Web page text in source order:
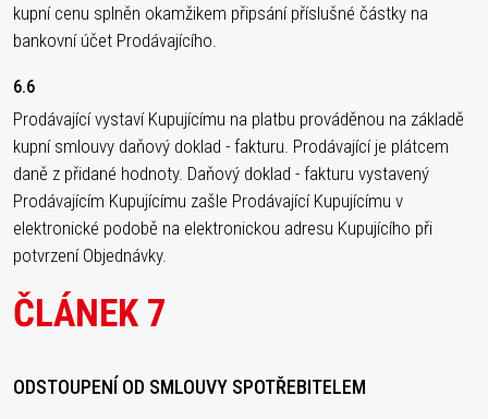
kupní cenu splněn okamžikem připsání příslušné částky na
bankovní účet Prodávajícího.
6.6
Prodávající vystaví Kupujícímu na platbu prováděnou na základě
kupní smlouvy daňový doklad - fakturu. Prodávající je plátcem
daně z přidané hodnoty. Daňový doklad - fakturu vystavený
Prodávajícím Kupujícímu zašle Prodávající Kupujícímu v
elektronické podobě na elektronickou adresu Kupujícího při
potvrzení Objednávky.
ČLÁNEK 7
ODSTOUPENÍ OD SMLOUVY SPOTŘEBITELEM